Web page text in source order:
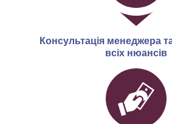
Консультація менеджера
всіх нюансів